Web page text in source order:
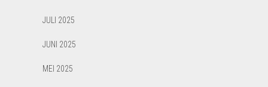
JULI 2025
JUNI 2025
MEI 2025